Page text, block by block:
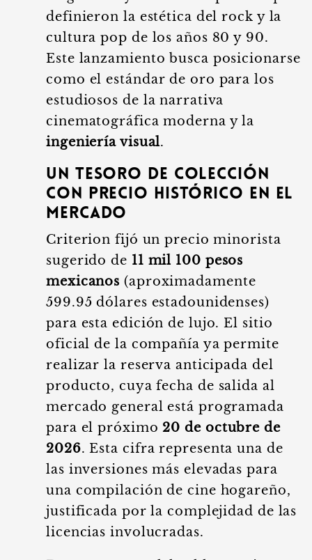
definieron la estética del rock y la
cultura pop de los años 80 y 90.
Este lanzamiento busca posicionarse
como el estándar de oro para los
estudiosos de la narrativa
cinematográfica moderna y la
ingeniería visual.
Un tesoro de colección
con precio histórico en el
mercado
Criterion fijó un precio minorista
sugerido de 11 mil 100 pesos
mexicanos (aproximadamente
599.95 dólares estadounidenses)
para esta edición de lujo. El sitio
oficial de la compañía ya permite
realizar la reserva anticipada del
producto, cuya fecha de salida al
mercado general está programada
para el próximo 20 de octubre de
2026. Esta cifra representa una de
las inversiones más elevadas para
una compilación de cine hogareño,
justificada por la complejidad de las
licencias involucradas.